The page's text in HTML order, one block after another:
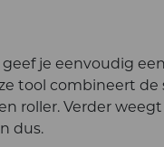
je eenvoudig
tool combineert
roller. Verder
dus.